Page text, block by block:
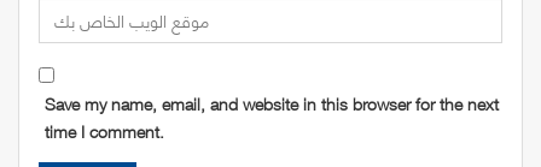
Save my name, email, and website in this browser for the next
time I comment.